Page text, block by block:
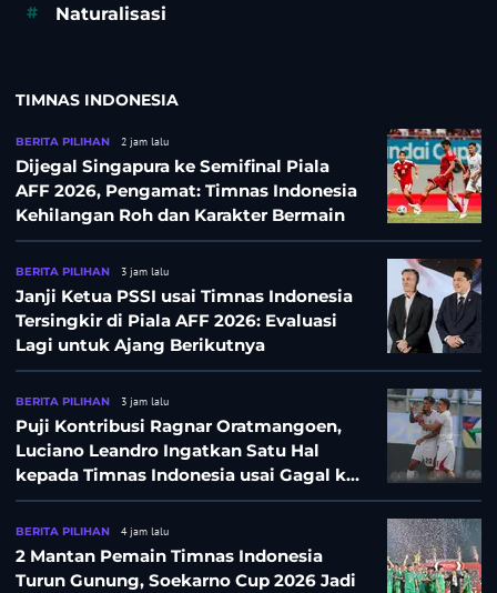
# Naturalisasi
TIMNAS INDONESIA
BERITA PILIHAN 2 jam lalu
Dijegal Singapura ke Semifinal Piala
AFF 2026, Pengamat: Timnas Indonesia
Kehilangan Roh dan Karakter Bermain
BERITA PILIHAN 3 jam lalu
Janji Ketua PSSI usai Timnas Indonesia
Tersingkir di Piala AFF 2026: Evaluasi
Lagi untuk Ajang Berikutnya
BERITA PILIHAN 3 jam lalu
Puji Kontribusi Ragnar Oratmangoen,
Luciano Leandro Ingatkan Satu Hal
kepada Timnas Indonesia usai Gagal ke
Semifinal Piala AFF 2026
BERITA PILIHAN 4 jam lalu
2 Mantan Pemain Timnas Indonesia
Turun Gunung, Soekarno Cup 2026 Jadi